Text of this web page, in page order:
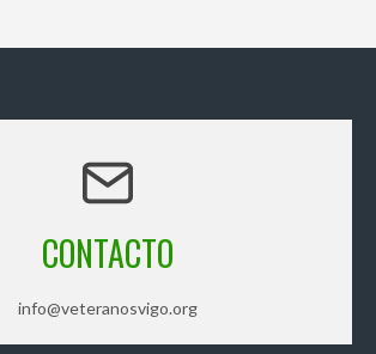
CONTACTO
info@veteranosvigo.org